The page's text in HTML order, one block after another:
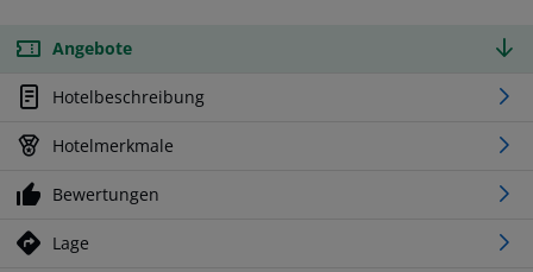
Angebote
Hotelbeschreibung
Hotelmerkmale
Bewertungen
Lage